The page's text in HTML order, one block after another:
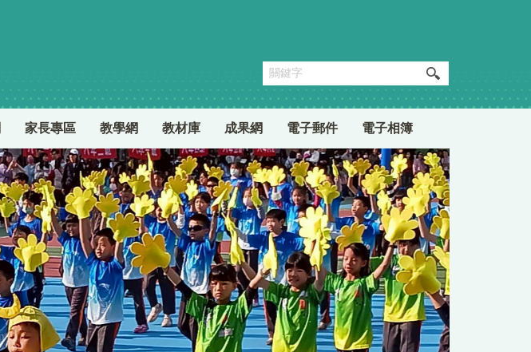
家長專區 教學網 教材庫 成果網 電子郵件 電子相簿